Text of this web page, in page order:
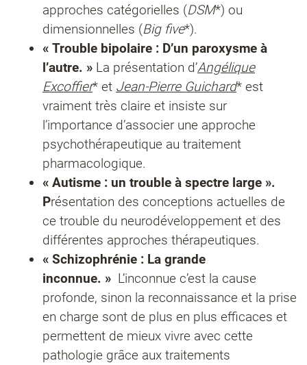
approches catégorielles (DSM*) ou
dimensionnelles (Big five*).
« Trouble bipolaire : D’un paroxysme à
l’autre. » La présentation d’Angélique
Excoffier* et Jean-Pierre Guichard* est
vraiment très claire et insiste sur
l’importance d’associer une approche
psychothérapeutique au traitement
pharmacologique.
« Autisme : un trouble à spectre large ».
Présentation des conceptions actuelles de
ce trouble du neurodéveloppement et des
différentes approches thérapeutiques.
« Schizophrénie : La grande
inconnue. » L’inconnue c’est la cause
profonde, sinon la reconnaissance et la prise
en charge sont de plus en plus efficaces et
permettent de mieux vivre avec cette
pathologie grâce aux traitements